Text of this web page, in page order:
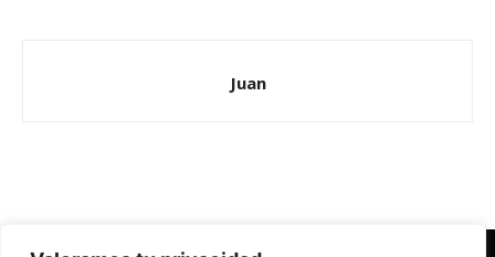
Juan